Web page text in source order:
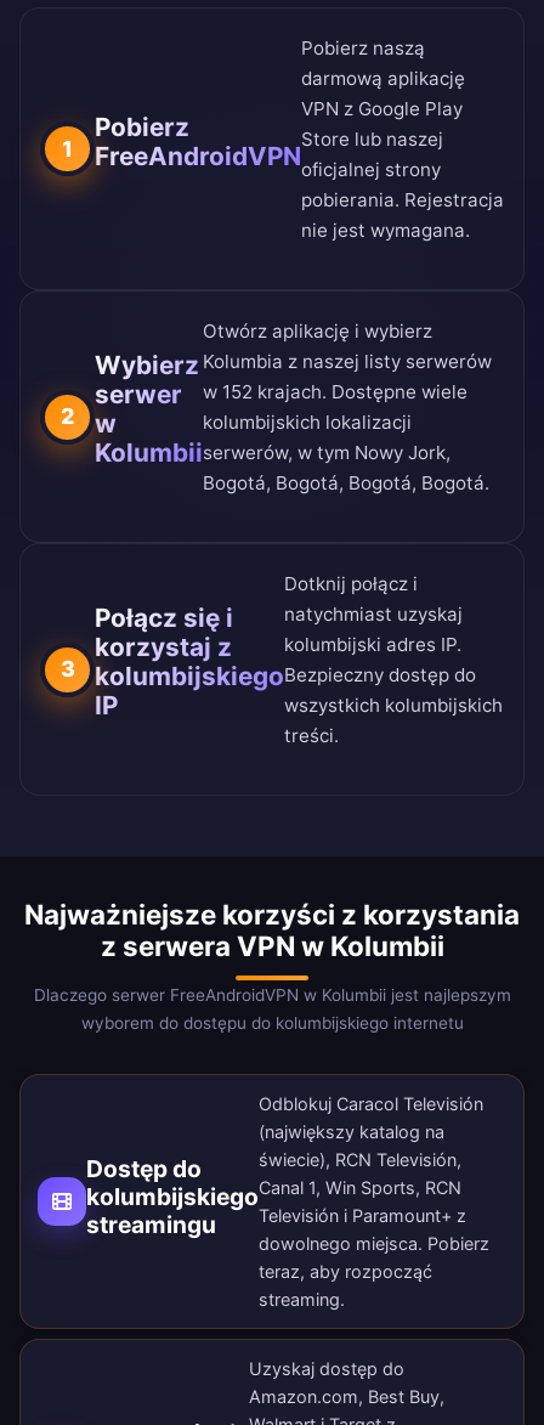
1
Pobierz
FreeAndroidVPN
Pobierz naszą
darmową aplikację
VPN z Google Play
Store lub naszej
oficjalnej strony
pobierania. Rejestracja
nie jest wymagana.
2
Wybierz
serwer
w
Kolumbii
Otwórz aplikację i wybierz
Kolumbia z naszej listy serwerów
w 152 krajach. Dostępne wiele
kolumbijskich lokalizacji
serwerów, w tym Nowy Jork,
Bogotá, Bogotá, Bogotá, Bogotá.
3
Połącz się i
korzystaj z
kolumbijskiego
IP
Dotknij połącz i
natychmiast uzyskaj
kolumbijski adres IP.
Bezpieczny dostęp do
wszystkich kolumbijskich
treści.
Najważniejsze korzyści z korzystania
z serwera VPN w Kolumbii
Dlaczego serwer FreeAndroidVPN w Kolumbii jest najlepszym
wyborem do dostępu do kolumbijskiego internetu
Dostęp do
kolumbijskiego
streamingu
Odblokuj Caracol Televisión
(największy katalog na
świecie), RCN Televisión,
Canal 1, Win Sports, RCN
Televisión i Paramount+ z
dowolnego miejsca. Pobierz
teraz, aby rozpocząć
streaming.
Uzyskaj dostęp do
Amazon.com, Best Buy,